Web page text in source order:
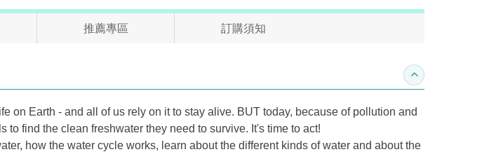
推薦專區 訂購須知
收合內容簡介
on Earth - and all of us rely on it to stay alive. BUT today, because of pollution and
find the clean freshwater they need to survive. It's time to act!
how the water cycle works, learn about the different kinds of water and about the